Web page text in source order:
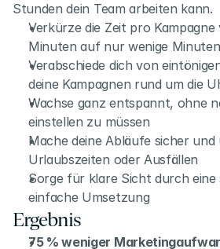
Stunden dein Team arbeiten kann.
Verkürze die Zeit pro
Minuten auf nur wenige
Verabschiede dich von
deine Kampagnen rund um die
Wachse ganz entspannt, ohne
einstellen zu müssen
Mache deine Abläufe sicher und
Urlaubszeiten oder Ausfällen
Sorge für klare Sicht durch eine
einfache Umsetzung
Ergebnis
75 % weniger